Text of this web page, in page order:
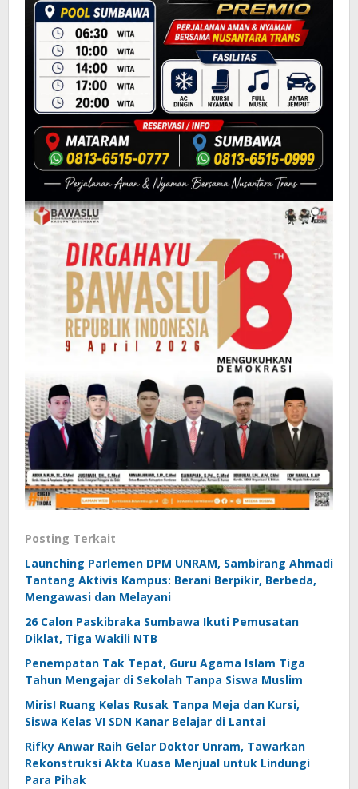
Posting Terkait
Launching Parlemen DPM UNRAM, Sambirang Ahmadi
Tantang Aktivis Kampus: Berani Berpikir, Berbeda,
Mengawasi dan Melayani
26 Calon Paskibraka Sumbawa Ikuti Pemusatan
Diklat, Tiga Wakili NTB
Penempatan Tak Tepat, Guru Agama Islam Tiga
Tahun Mengajar di Sekolah Tanpa Siswa Muslim
Miris! Ruang Kelas Rusak Tanpa Meja dan Kursi,
Siswa Kelas VI SDN Kanar Belajar di Lantai
Rifky Anwar Raih Gelar Doktor Unram, Tawarkan
Rekonstruksi Akta Kuasa Menjual untuk Lindungi
Para Pihak